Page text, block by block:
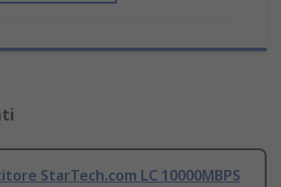
StarTech.com LC 10000MBPS